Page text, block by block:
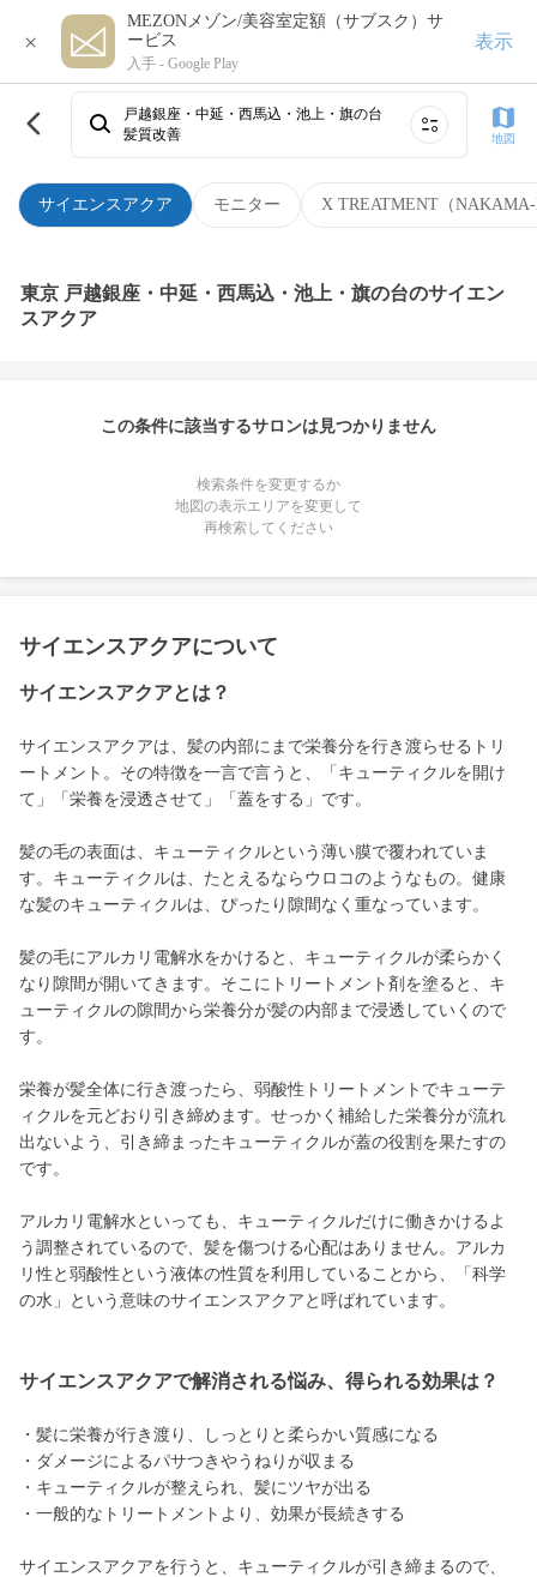
×
MEZONメゾン/美容室定額（サブスク）サ
ービス
入手 - Google Play
表示
サイエンスアクア モニター X TREATMENT（
戸越銀座・中延・西馬込・池上・旗の台
髪質改善
地図
東京 戸越銀座・中延・西馬込・池上・旗の台のサイエン
スアクア
この条件に該当するサロンは見つかりません
検索条件を変更するか
地図の表示エリアを変更して
再検索してください
サイエンスアクアについて
サイエンスアクアとは？
サイエンスアクアは、髪の内部にまで栄養分を行き渡らせるトリ
ートメント。その特徴を一言で言うと、「キューティクルを開け
て」「栄養を浸透させて」「蓋をする」です。
髪の毛の表面は、キューティクルという薄い膜で覆われていま
す。キューティクルは、たとえるならウロコのようなもの。健康
な髪のキューティクルは、ぴったり隙間なく重なっています。
髪の毛にアルカリ電解水をかけると、キューティクルが柔らかく
なり隙間が開いてきます。そこにトリートメント剤を塗ると、キ
ューティクルの隙間から栄養分が髪の内部まで浸透していくので
す。
栄養が髪全体に行き渡ったら、弱酸性トリートメントでキューテ
ィクルを元どおり引き締めます。せっかく補給した栄養分が流れ
出ないよう、引き締まったキューティクルが蓋の役割を果たすの
です。
アルカリ電解水といっても、キューティクルだけに働きかけるよ
う調整されているので、髪を傷つける心配はありません。アルカ
リ性と弱酸性という液体の性質を利用していることから、「科学
の水」という意味のサイエンスアクアと呼ばれています。
サイエンスアクアで解消される悩み、得られる効果は？
・髪に栄養が行き渡り、しっとりと柔らかい質感になる
・ダメージによるパサつきやうねりが収まる
・キューティクルが整えられ、髪にツヤが出る
・一般的なトリートメントより、効果が長続きする
サイエンスアクアを行うと、キューティクルが引き締まるので、